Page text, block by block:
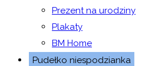
Prezent na urodziny
Plakaty
BM Home
Pudełko niespodzianka